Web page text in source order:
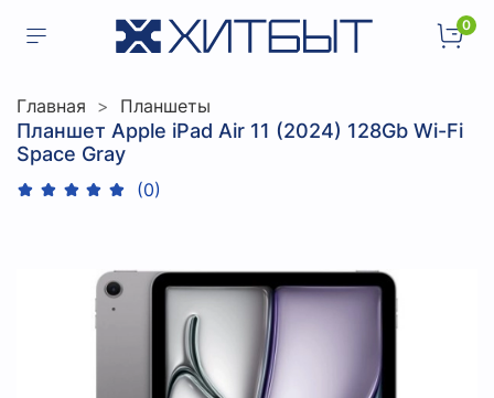
0
Главная Планшеты
Планшет Apple iPad Air 11 (2024) 128Gb Wi-Fi
Space Gray
(0)